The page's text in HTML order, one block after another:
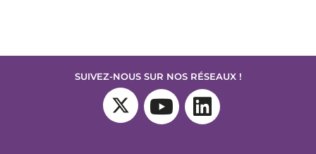
SUIVEZ-NOUS SUR NOS RÉSEAUX !